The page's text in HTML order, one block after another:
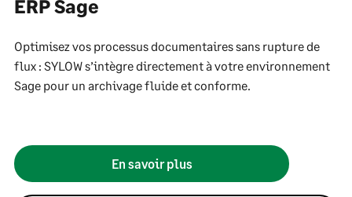
ERP Sage
Optimisez vos processus documentaires sans rupture de
flux : SYLOW s’intègre directement à votre environnement
Sage pour un archivage fluide et conforme.
En savoir plus